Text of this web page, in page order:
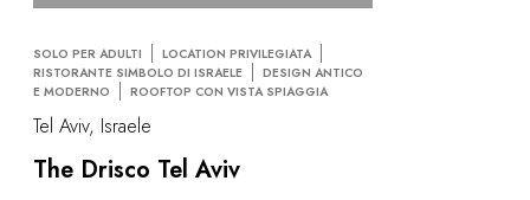
Camere d'eccezione
Celebrazioni
Seminari aziendali
COFANETTI REGALO
Cofanetti regalo
Buoni regalo
Regali aziendali
SOLO PER ADULTI
LOCATION PRIVILEGIATA
RISTORANTE SIMBOLO DI ISRAELE
DESIGN ANTICO
E MODERNO
ROOFTOP CON VISTA SPIAGGIA
Tel Aviv, Israele
The Drisco Tel Aviv